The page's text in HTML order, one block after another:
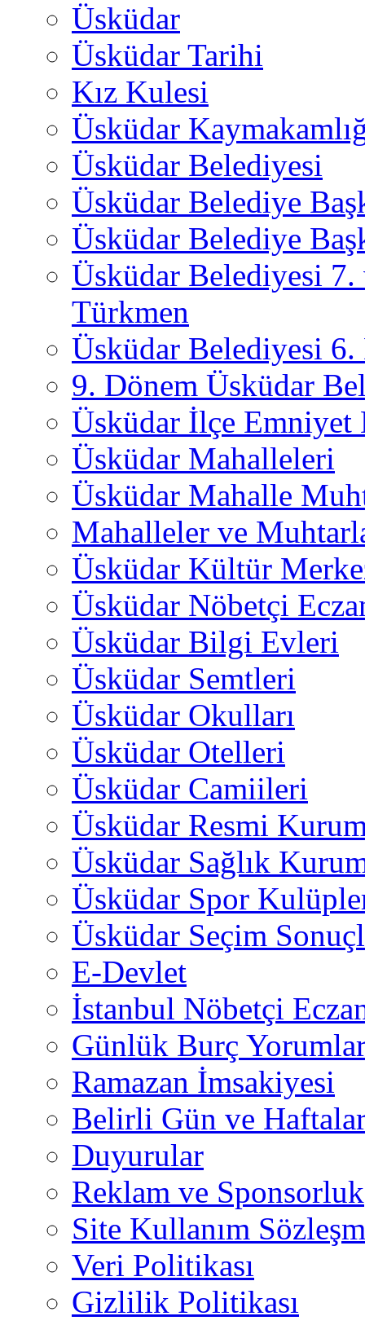
Üsküdar
Üsküdar Tarihi
Kız Kulesi
Üsküdar
Üsküdar Belediyesi
Üsküdar Belediye
Üsküdar Belediye
Üsküdar Belediyesi
Türkmen
Üsküdar Belediyesi 6.
9. Dönem Üsküdar
Üsküdar İlçe
Üsküdar Mahalleleri
Üsküdar Mahalle
Mahalleler ve
Üsküdar Kültür
Üsküdar Nöbetçi
Üsküdar Bilgi Evleri
Üsküdar Semtleri
Üsküdar Okulları
Üsküdar Otelleri
Üsküdar Camiileri
Üsküdar Resmi
Üsküdar Sağlık
Üsküdar Spor
Üsküdar Seçim
E-Devlet
İstanbul Nöbetçi
Günlük Burç
Ramazan İmsakiyesi
Belirli Gün ve
Duyurular
Reklam ve Sponsorluk
Site Kullanım
Veri Politikası
Gizlilik Politikası